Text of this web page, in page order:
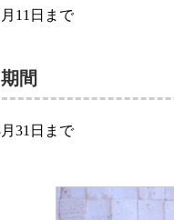
11日まで
間
31日まで